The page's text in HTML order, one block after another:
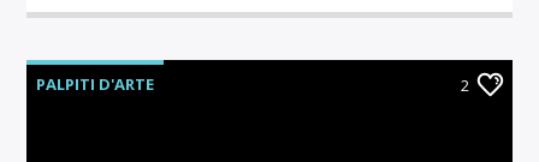
PALPITI D'ARTE 2